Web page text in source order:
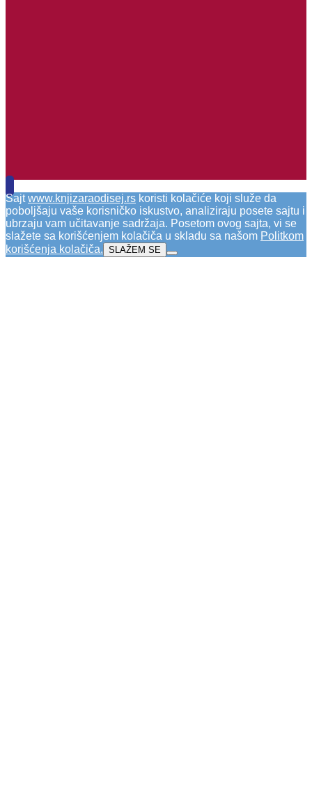
Sajtwww.knjizaraodisej.rs koristi kolačiće koji služe da
poboljšaju vaše korisničko iskustvo, analiziraju posete sajtu i
ubrzaju vam učitavanje sadržaja. Posetom ovog sajta, vi se
slažete sa korišćenjem kolačiča u skladu sa našom Politkom
korišćenja kolačiča. SLAŽEM SE